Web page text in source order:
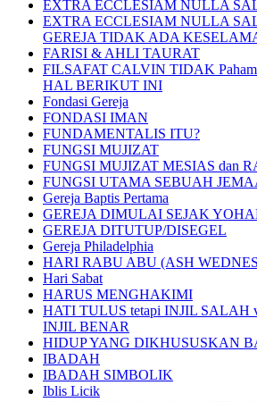
EXTRA ECCLESIAM NULLA
EXTRA ECCLESIAM NULLA
GEREJA TIDAK ADA
FARISI & AHLI TAURAT
FILSAFAT CALVIN TIDAK
HAL BERIKUT INI
Fondasi Gereja
FONDASI IMAN
FUNDAMENTALIS ITU?
FUNGSI MUJIZAT
FUNGSI MUJIZAT MESIAS dan
FUNGSI UTAMA SEBUAH
Gereja Baptis Pertama
GEREJA DIMULAI SEJAK
GEREJA DITUTUP/DISEGEL
Gereja Philadelphia
HARI RABU ABU (ASH
Hari Sabat
HARUS MENGHAKIMI
HATI TULUS tetapi INJIL SALAH
INJIL BENAR
HIDUP YANG DIKHUSUSKAN
IBADAH
IBADAH SIMBOLIK
Iblis Licik